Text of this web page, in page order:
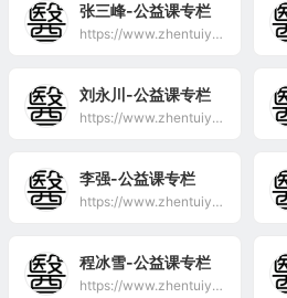
张三峰-公益课专栏
https://www.zhentuiyixue.com/special/%e5%bc%a0%e4%b8%89%e5%b3%b0-%e5%85%ac%e7%9b%8a%e8%af%be%e4%b8%93%e6%a0%8f
刘永川-公益课专栏
https://www.zhentuiyixue.com/special/%e5%88%98%e6%b0%b8%e5%b7%9d-%e5%85%ac%e7%9b%8a%e8%af%be%e4%b8%93%e6%a0%8f
李强-公益课专栏
https://www.zhentuiyixue.com/special/%e6%9d%8e%e5%bc%ba-%e5%85%ac%e7%9b%8a%e8%af%be%e4%b8%93%e6%a0%8f
程冰雪-公益课专栏
https://www.zhentuiyixue.com/special/%e7%a8%8b%e5%86%b0%e9%9b%aa-%e5%85%ac%e7%9b%8a%e8%af%be%e4%b8%93%e6%a0%8f